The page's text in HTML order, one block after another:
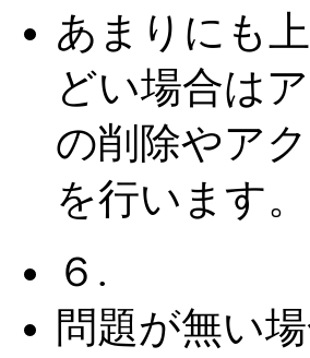
あまりにも
どい場合は
の削除やア
を行います。
６.
問題が無い